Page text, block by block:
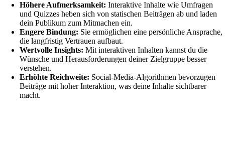
Höhere Aufmerksamkeit: Interaktive Inhalte wie Umfragen
und Quizzes heben sich von statischen Beiträgen ab und laden
dein Publikum zum Mitmachen ein.
Engere Bindung: Sie ermöglichen eine persönliche Ansprache,
die langfristig Vertrauen aufbaut.
Wertvolle Insights: Mit interaktiven Inhalten kannst du die
Wünsche und Herausforderungen deiner Zielgruppe besser
verstehen.
Erhöhte Reichweite: Social-Media-Algorithmen bevorzugen
Beiträge mit hoher Interaktion, was deine Inhalte sichtbarer
macht.